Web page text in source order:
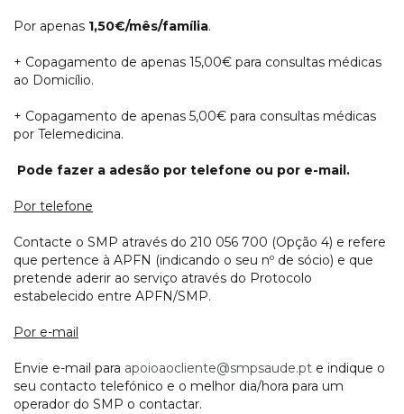
Por apenas 1,50€/mês/família.
+ Copagamento de apenas 15,00€ para consultas médicas
ao Domicílio.
+ Copagamento de apenas 5,00€ para consultas médicas
por Telemedicina.
Pode fazer a adesão por telefone ou por e-mail.
Por telefone
Contacte o SMP através do 210 056 700 (Opção 4) e refere
que pertence à APFN (indicando o seu nº de sócio) e que
pretende aderir ao serviço através do Protocolo
estabelecido entre APFN/SMP.
Por e-mail
Envie e-mail para apoioaocliente@smpsaude.pt e indique o
seu contacto telefónico e o melhor dia/hora para um
operador do SMP o contactar.